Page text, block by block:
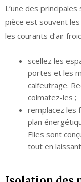
L’une des
pièce est souvent
les courants d’air
scellez les
portes et les
calfeutrage.
colmatez-les ;
remplacez les
plan
Elles sont
tout en